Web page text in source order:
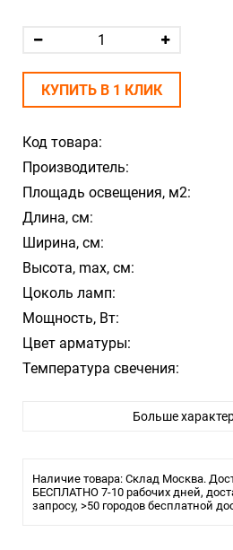
Код товара:
Производитель:
Площадь освещения, м2:
Длина, см:
Ширина, см:
Высота, max, см:
Цоколь ламп:
Мощность, Вт:
Цвет арматуры:
Температура свечения:
Большой зал,
Лампочки в комплекте:
Больше
Наличие товара: Склад Москва.
БЕСПЛАТНО 7-10 рабочих дней,
запросу, >50 городов бесплатной
КУПИТЬ В 1 КЛИК